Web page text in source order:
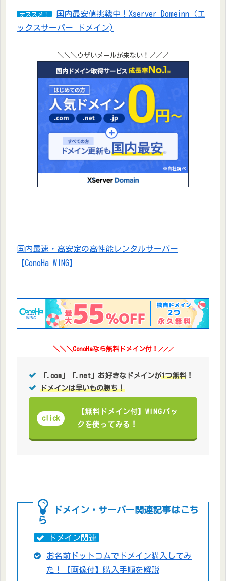
オススメ！
国内最安値挑戦中！Xserver Domeinn（エ
ックスサーバー ドメイン)
＼＼＼ウザいメールが来ない！／／／
国内最速・高安定の高性能レンタルサーバー
【ConoHa WING】
＼＼＼ConoHaなら無料ドメイン付！ ／／／
「.com」「.net」お好きなドメインが1つ無料！
ドメインは早いもの勝ち！
click
【無料ドメイン付】WINGパッ
クを使ってみる！
ドメイン・サーバー関連記事はこち
ら
ドメイン関連
お名前ドットコムでドメイン購入してみ
た！【画像付】購入手順を解説